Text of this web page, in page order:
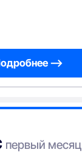
—>
первый месяц